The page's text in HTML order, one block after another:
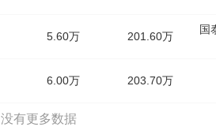
5.60万 201.60万
国
6.00万 203.70万
没有更多数据